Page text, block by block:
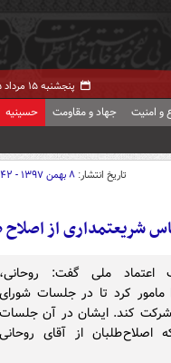
پنجشنبه ۱۵ مرداد ۱۴۰۵ -
و امنیت جهاد و مقاومت حسینیه
تاریخ انتشار: ۸ بهمن ۱۳۹۷ - ۱۰:۴۲
شریعتمداری از
ملی گفت: روحانی،
مامور کرد تا در جلسات شورای
کند. ایشان در آن جلسات
اصلاح‌طلبان از آقای روحانی